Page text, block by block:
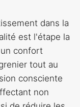
dans la
est l'étape la
confort
tout au
consciente
non